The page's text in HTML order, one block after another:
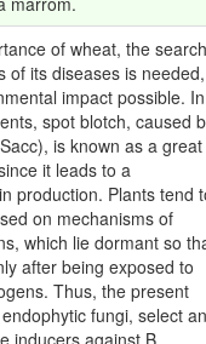
of wheat, the search
of its diseases is needed,
impact possible. In
spot blotch, caused
is known as a great
it leads to a
production. Plants tend
on mechanisms of
which lie dormant so
after being exposed to
Thus, the present
fungi, select